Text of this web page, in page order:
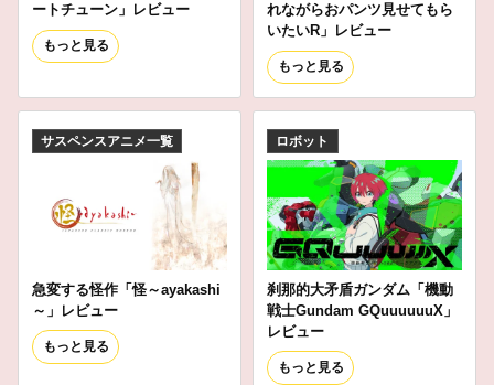
ートチューン」レビュー
もっと見る
れながらおパンツ見せてもら
いたいR」レビュー
もっと見る
サスペンスアニメ一覧
急変する怪作「怪～ayakashi
～」レビュー
もっと見る
ロボット
刹那的大矛盾ガンダム「機動
戦士Gundam GQuuuuuuX」
レビュー
もっと見る